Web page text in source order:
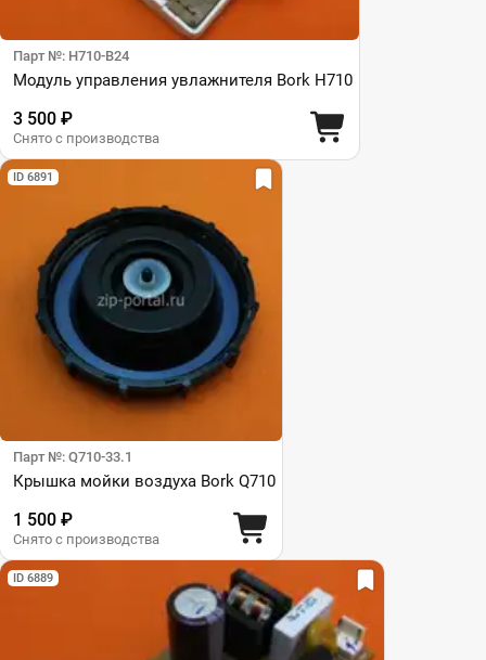
Парт №: H710-B24
Модуль управления увлажнителя Bork H710
3 500 ₽
Снято с производства
ID 6891
Парт №: Q710-33.1
Крышка мойки воздуха Bork Q710
1 500 ₽
Снято с производства
ID 6889